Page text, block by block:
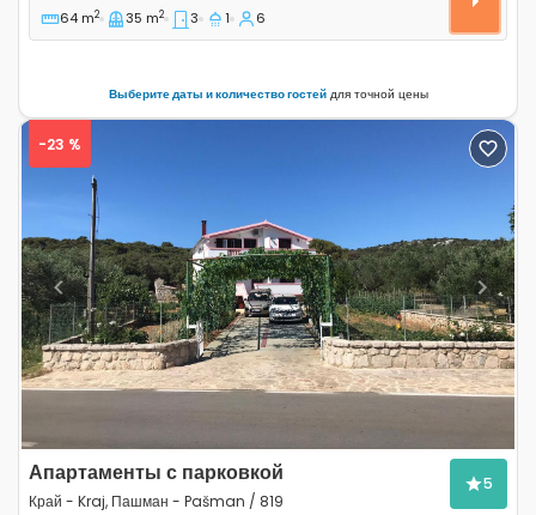
64 m2 35 m2 3 1 6
Выберите даты и количество гостейдля точной цены
Previous Next
-23 %
Апартаменты с парковкой
Край - Kraj, Пашман - Pašman / 819
5